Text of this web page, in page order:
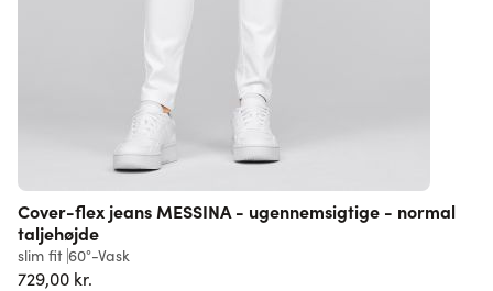
Cover-flex jeans MESSINA - ugennemsigtige - normal
taljehøjde
slim fit 60°-Vask
729,00 kr.